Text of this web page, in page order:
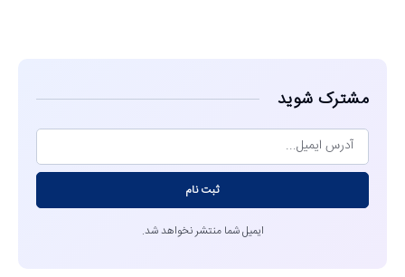
مشترک شوید
ثبت نام
ایمیل شما منتشر نخواهد شد.